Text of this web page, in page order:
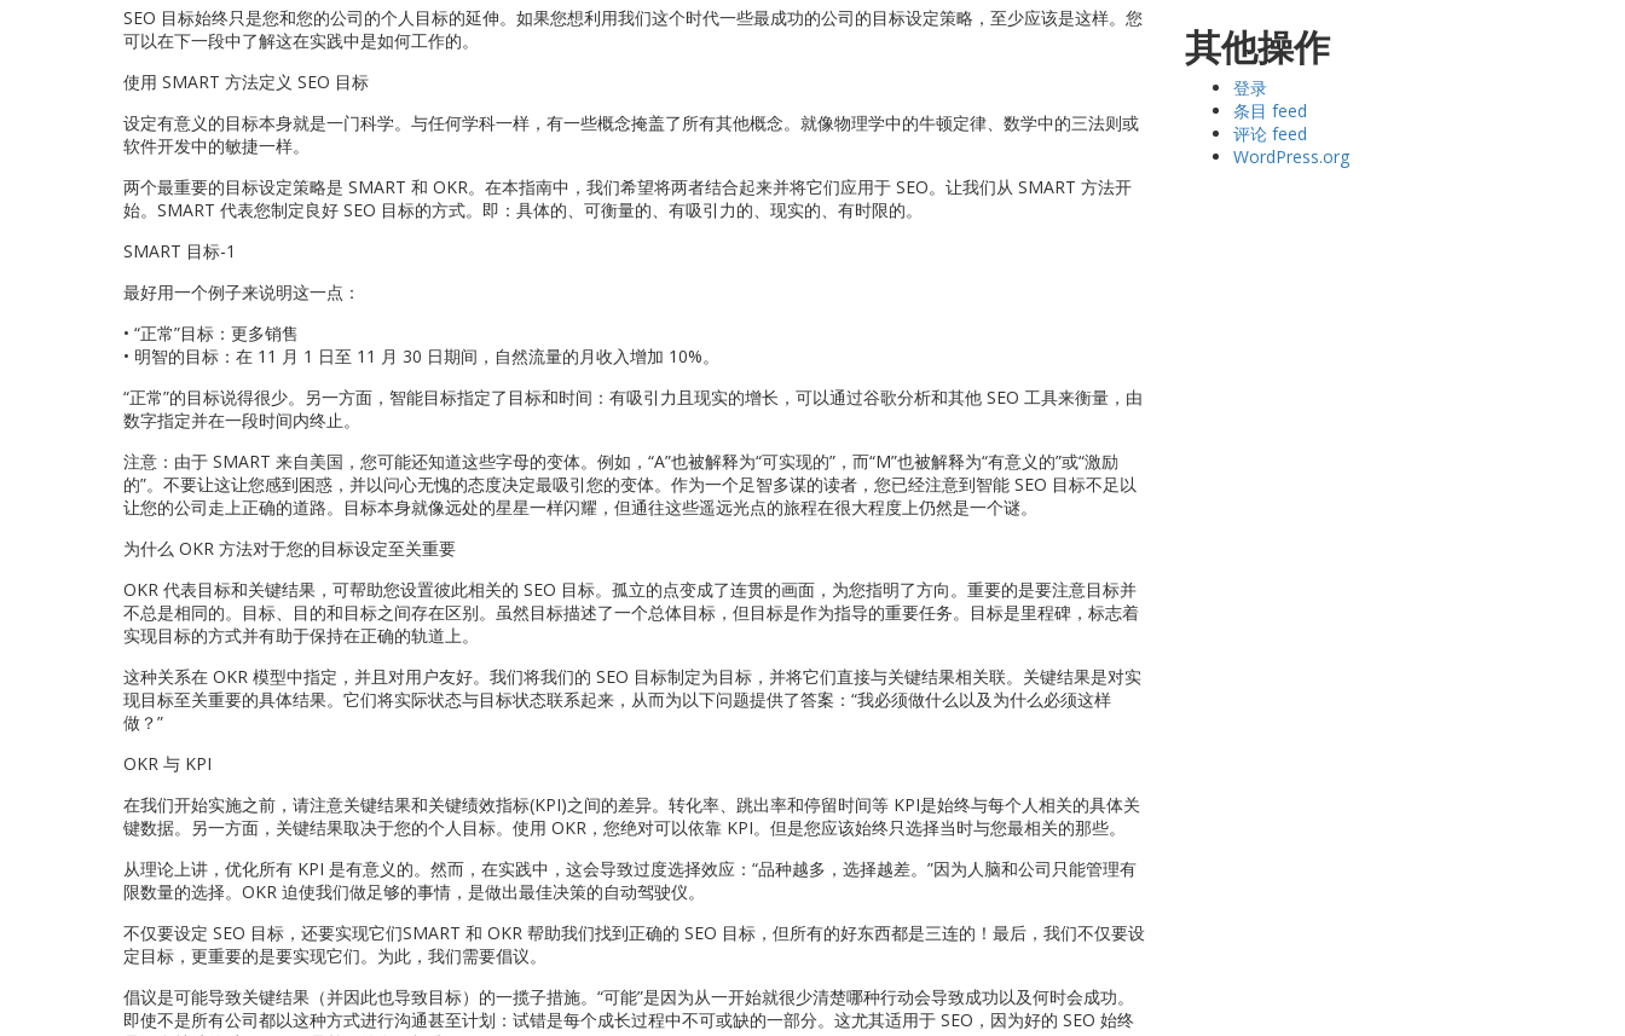
SEO 目标始终只是您和您的公司的个人目标的延伸。如果您想利用我们这个时代一些最成功的公司的目标设定策略，至少应该是这样。您
可以在下一段中了解这在实践中是如何工作的。
使用 SMART 方法定义 SEO 目标
设定有意义的目标本身就是一门科学。与任何学科一样，有一些概念掩盖了所有其他概念。就像物理学中的牛顿定律、数学中的三法则或
软件开发中的敏捷一样。
两个最重要的目标设定策略是 SMART 和 OKR。在本指南中，我们希望将两者结合起来并将它们应用于 SEO。让我们从 SMART 方法开
始。SMART 代表您制定良好 SEO 目标的方式。即：具体的、可衡量的、有吸引力的、现实的、有时限的。
SMART 目标-1
最好用一个例子来说明这一点：
• “正常”目标：更多销售
• 明智的目标：在 11 月 1 日至 11 月 30 日期间，自然流量的月收入增加 10%。
“正常”的目标说得很少。另一方面，智能目标指定了目标和时间：有吸引力且现实的增长，可以通过谷歌分析和其他 SEO 工具来衡量，由
数字指定并在一段时间内终止。
注意：由于 SMART 来自美国，您可能还知道这些字母的变体。例如，“A”也被解释为“可实现的”，而“M”也被解释为“有意义的”或“激励
的”。不要让这让您感到困惑，并以问心无愧的态度决定最吸引您的变体。作为一个足智多谋的读者，您已经注意到智能 SEO 目标不足以
让您的公司走上正确的道路。目标本身就像远处的星星一样闪耀，但通往这些遥远光点的旅程在很大程度上仍然是一个谜。
为什么 OKR 方法对于您的目标设定至关重要
OKR 代表目标和关键结果，可帮助您设置彼此相关的 SEO 目标。孤立的点变成了连贯的画面，为您指明了方向。重要的是要注意目标并
不总是相同的。目标、目的和目标之间存在区别。虽然目标描述了一个总体目标，但目标是作为指导的重要任务。目标是里程碑，标志着
实现目标的方式并有助于保持在正确的轨道上。
这种关系在 OKR 模型中指定，并且对用户友好。我们将我们的 SEO 目标制定为目标，并将它们直接与关键结果相关联。关键结果是对实
现目标至关重要的具体结果。它们将实际状态与目标状态联系起来，从而为以下问题提供了答案：“我必须做什么以及为什么必须这样
做？”
OKR 与 KPI
在我们开始实施之前，请注意关键结果和关键绩效指标(KPI)之间的差异。转化率、跳出率和停留时间等 KPI是始终与每个人相关的具体关
键数据。另一方面，关键结果取决于您的个人目标。使用 OKR，您绝对可以依靠 KPI。但是您应该始终只选择当时与您最相关的那些。
从理论上讲，优化所有 KPI 是有意义的。然而，在实践中，这会导致过度选择效应：“品种越多，选择越差。”因为人脑和公司只能管理有
限数量的选择。OKR 迫使我们做足够的事情，是做出最佳决策的自动驾驶仪。
不仅要设定 SEO 目标，还要实现它们SMART 和 OKR 帮助我们找到正确的 SEO 目标，但所有的好东西都是三连的！最后，我们不仅要设
定目标，更重要的是要实现它们。为此，我们需要倡议。
倡议是可能导致关键结果（并因此也导致目标）的一揽子措施。“可能”是因为从一开始就很少清楚哪种行动会导致成功以及何时会成功。
即使不是所有公司都以这种方式进行沟通甚至计划：试错是每个成长过程中不可或缺的一部分。这尤其适用于 SEO，因为好的 SEO 始终
其他操作
登录
条目 feed
评论 feed
WordPress.org